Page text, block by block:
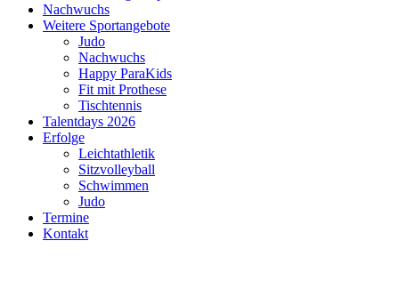
Nachwuchs
Weitere Sportangebote
Judo
Nachwuchs
Happy ParaKids
Fit mit Prothese
Tischtennis
Talentdays 2026
Erfolge
Leichtathletik
Sitzvolleyball
Schwimmen
Judo
Termine
Kontakt